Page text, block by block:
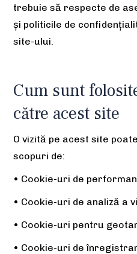
trebuie să respecte de
și politicile de
site-ului.
Cum sunt
către acest site
O vizită pe acest site
scopuri de:
• Cookie-uri de
• Cookie-uri de analiză a
• Cookie-uri pentru
• Cookie-uri de